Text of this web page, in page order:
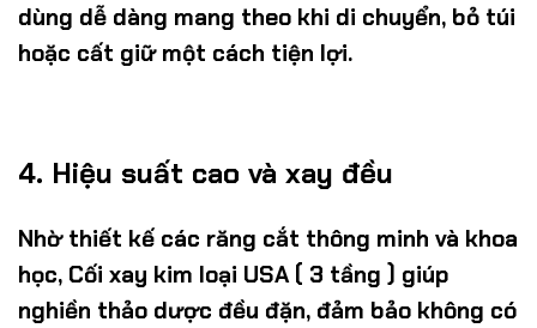
dùng dễ dàng mang theo khi di chuyển, bỏ túi
hoặc cất giữ một cách tiện lợi.
4. Hiệu suất cao và xay đều
Nhờ thiết kế các răng cắt thông minh và khoa
học, Cối xay kim loại USA ( 3 tầng ) giúp
nghiền thảo dược đều đặn, đảm bảo không có